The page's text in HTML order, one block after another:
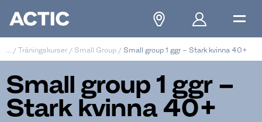
/ Träningskurser / Small Group / Small group 1 ggr – Stark kvinna 40+
Small group 1 ggr –
Stark kvinna 40+